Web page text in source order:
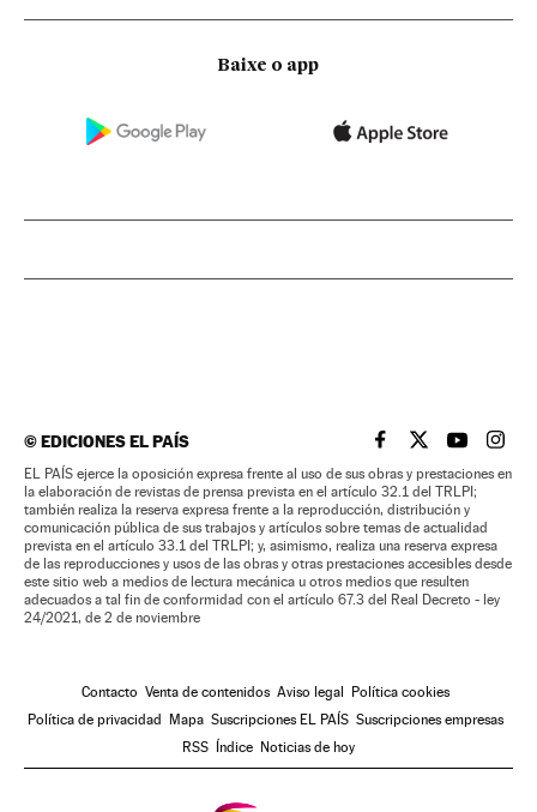
Baixe o app
©EDICIONES EL PAÍS EL PAÍS BRASIL EN
EL PAÍSEL PAÍS
EL
EL PAÍS ejerce la oposición expresa frente al uso de sus obras y prestaciones en
la elaboración de revistas de prensa prevista en el artículo 32.1 del TRLPI;
también realiza la reserva expresa frente a la reproducción, distribución y
comunicación pública de sus trabajos y artículos sobre temas de actualidad
prevista en el artículo 33.1 del TRLPI; y, asimismo, realiza una reserva expresa
de las reproducciones y usos de las obras y otras prestaciones accesibles desde
este sitio web a medios de lectura mecánica u otros medios que resulten
adecuados a tal fin de conformidad con el artículo 67.3 del Real Decreto - ley
24/2021, de 2 de noviembre
Contacto Venta de contenidos Aviso legal
Política cookies
Política de privacidad
Mapa Suscripciones EL PAÍS Suscripciones empresas
RSS
Índice Noticias de hoy